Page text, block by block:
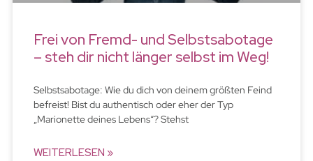
Frei von Fremd- und Selbstsabotage
– steh dir nicht länger selbst im Weg!
Selbstsabotage: Wie du dich von deinem größten Feind
befreist! Bist du authentisch oder eher der Typ
„Marionette deines Lebens“? Stehst
WEITERLESEN »